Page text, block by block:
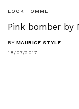
LOOK HOMME
Pink bomber by
BY MAURICE STYLE
18/07/2017